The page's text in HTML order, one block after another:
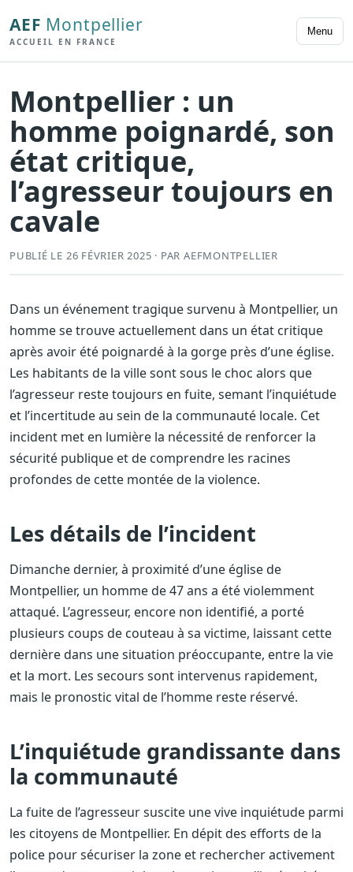
AEF Montpellier
ACCUEIL EN FRANCE
Menu
Montpellier : un
homme poignardé, son
état critique,
l’agresseur toujours en
cavale
PUBLIÉ LE 26 FÉVRIER 2025 · PAR AEFMONTPELLIER
Dans un événement tragique survenu à Montpellier, un
homme se trouve actuellement dans un état critique
après avoir été poignardé à la gorge près d’une église.
Les habitants de la ville sont sous le choc alors que
l’agresseur reste toujours en fuite, semant l’inquiétude
et l’incertitude au sein de la communauté locale. Cet
incident met en lumière la nécessité de renforcer la
sécurité publique et de comprendre les racines
profondes de cette montée de la violence.
Les détails de l’incident
Dimanche dernier, à proximité d’une église de
Montpellier, un homme de 47 ans a été violemment
attaqué. L’agresseur, encore non identifié, a porté
plusieurs coups de couteau à sa victime, laissant cette
dernière dans une situation préoccupante, entre la vie
et la mort. Les secours sont intervenus rapidement,
mais le pronostic vital de l’homme reste réservé.
L’inquiétude grandissante dans
la communauté
La fuite de l’agresseur suscite une vive inquiétude parmi
les citoyens de Montpellier. En dépit des efforts de la
police pour sécuriser la zone et rechercher activement